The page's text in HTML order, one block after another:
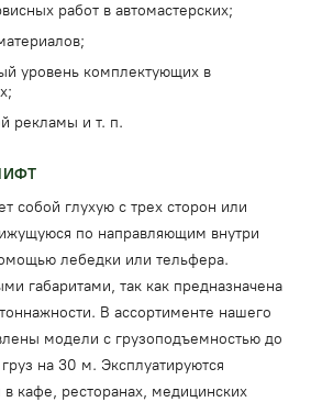
работ в автомастерских;
уровень комплектующих в
рекламы и т. п.
собой глухую с трех сторон или
по направляющим внутри
лебедки или тельфера.
габаритами, так как предназначена
В ассортименте нашего
модели с грузоподъемностью до
на 30 м. Эксплуатируются
кафе, ресторанах, медицинских